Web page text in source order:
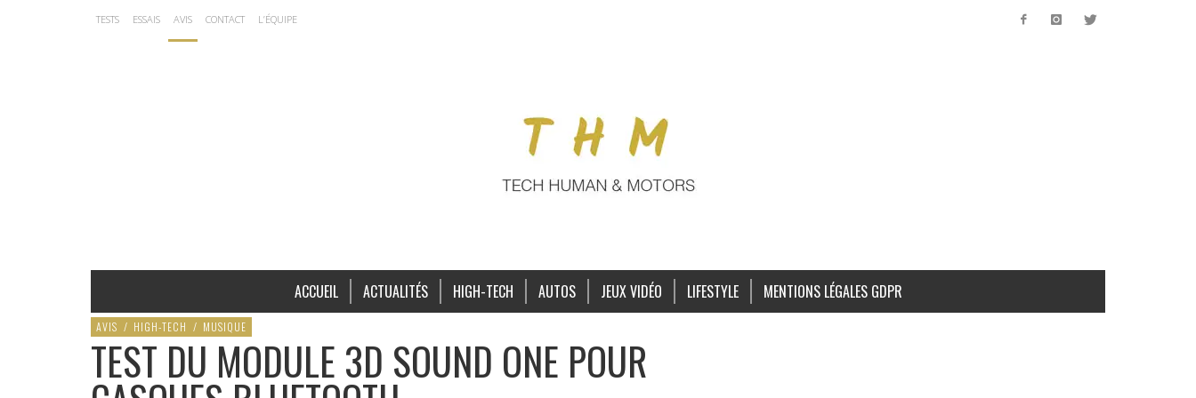
TESTS ESSAIS AVIS CONTACT L’ÉQUIPE
ACCUEIL ACTUALITÉS HIGH-TECH AUTOS JEUX VIDÉO LIFESTYLE MENTIONS LÉGALES GDPR
AVIS / HIGH-TECH / MUSIQUE
TEST DU MODULE 3D SOUND ONE POUR